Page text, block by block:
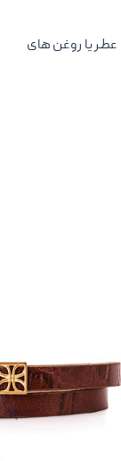
یا روغن های